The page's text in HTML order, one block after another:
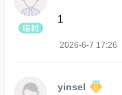
1
2026-6-7 17:26
yinsel